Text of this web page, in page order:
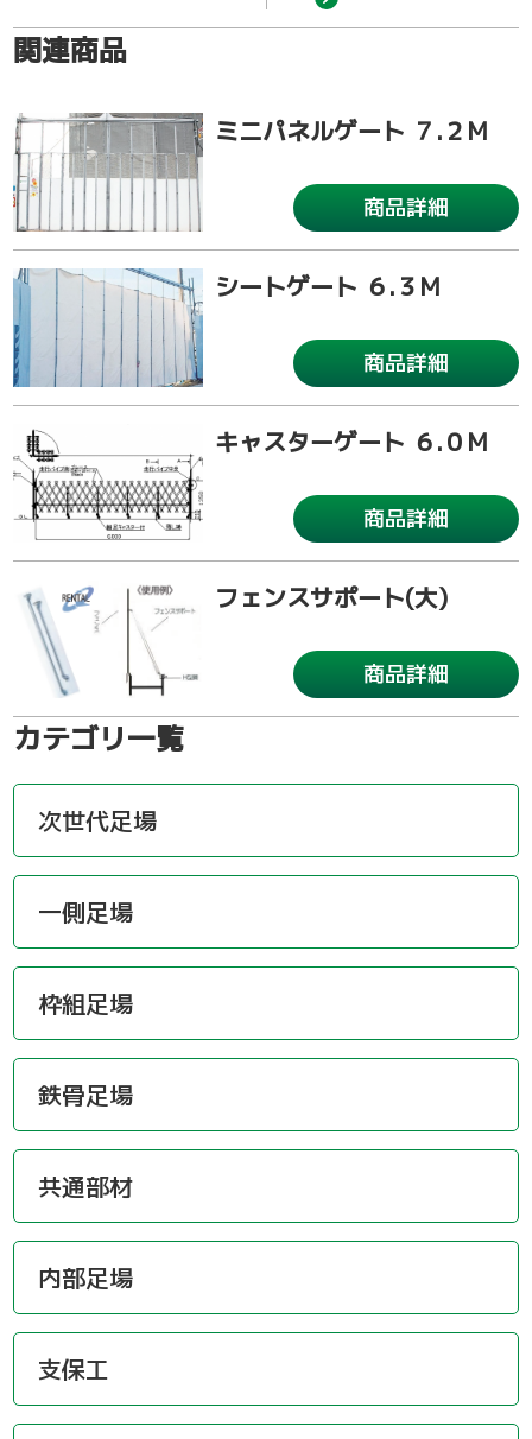
関連商品
ミニパネルゲート ７.２M
商品詳細
シートゲート ６.３M
商品詳細
キャスターゲート ６.０M
商品詳細
フェンスサポート(大)
商品詳細
カテゴリ一覧
次世代足場
一側足場
枠組足場
鉄骨足場
共通部材
内部足場
支保工